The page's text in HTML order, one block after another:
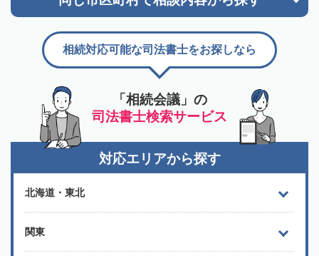
「相続会議」の
司法書士検索サービス
相続対応可能な司法書士をお探しなら
対応エリアから探す
北海道・東北
関東